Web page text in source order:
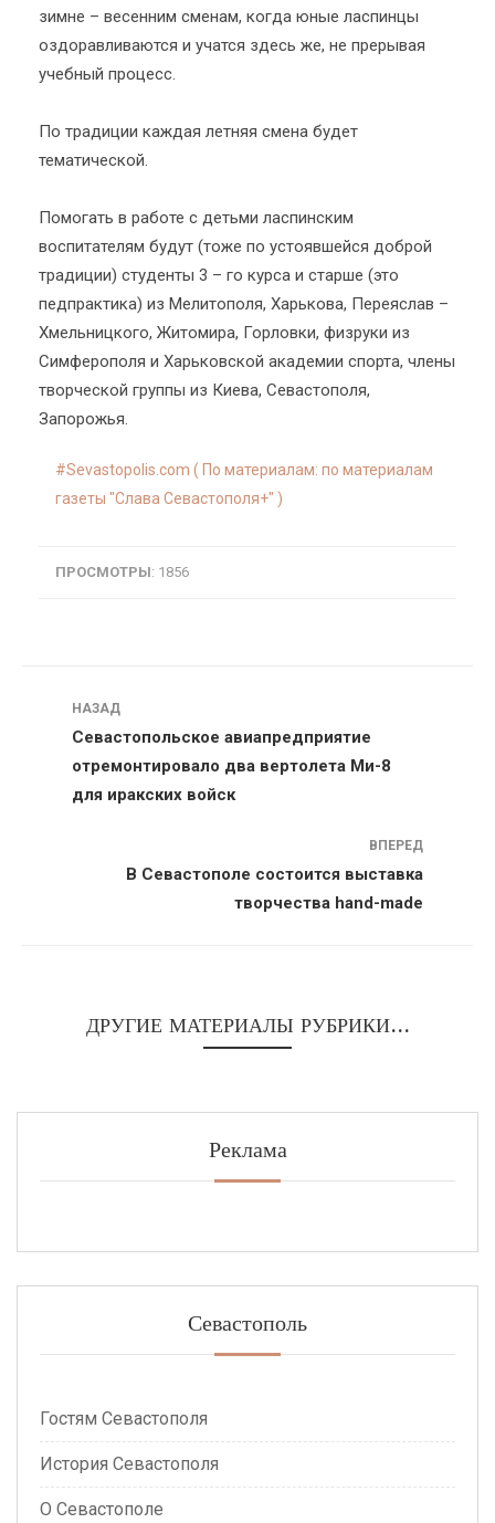
зимне – весенним сменам, когда юные ласпинцы
оздоравливаются и учатся здесь же, не прерывая
учебный процесс.
По традиции каждая летняя смена будет
тематической.
Помогать в работе с детьми ласпинским
воспитателям будут (тоже по устоявшейся доброй
традиции) студенты 3 – го курса и старше (это
педпрактика) из Мелитополя, Харькова, Переяслав –
Хмельницкого, Житомира, Горловки, физруки из
Симферополя и Харьковской академии спорта, члены
творческой группы из Киева, Севастополя,
Запорожья.
Sevastopolis.com ( По материалам: по материалам
газеты "Слава Севастополя+" )
ПРОСМОТРЫ: 1856
Навигация
НАЗАД
Севастопольское авиапредприятие
отремонтировало два вертолета Ми-8
для иракских войск
ВПЕРЕД
В Севастополе состоится выставка
творчества hand-made
ДРУГИЕ МАТЕРИАЛЫ РУБРИКИ...
Реклама
Севастополь
Гостям Севастополя
История Севастополя
О Севастополе